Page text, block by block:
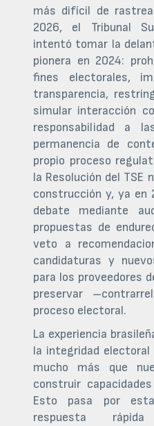
más difícil de
2026, el Tribunal
intentó tomar la
pionera en 2024:
fines electorales,
transparencia,
simular interacción
responsabilidad a
permanencia de
propio proceso
la Resolución del TSE
construcción y, ya en
debate mediante
propuestas de
veto a
candidaturas y
para los proveedores
preservar
proceso electoral.
La experiencia
la integridad electoral
mucho más que
construir
Esto pasa por
respuesta